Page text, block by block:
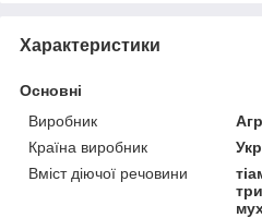
Характеристики
Основні
Виробник
Країна виробник
Вміст діючої речовини